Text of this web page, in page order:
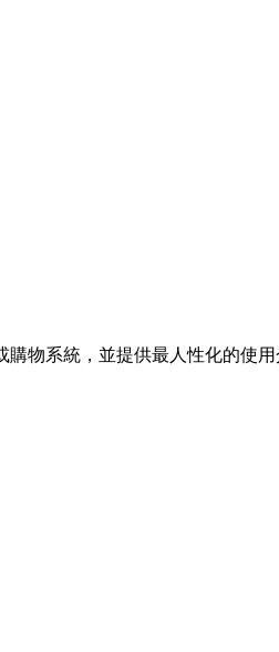
物系統，並提供最人性化的使